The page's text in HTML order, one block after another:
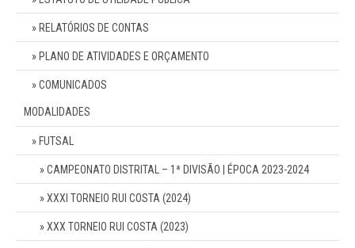
RELATÓRIOS DE CONTAS
PLANO DE ATIVIDADES E ORÇAMENTO
COMUNICADOS
MODALIDADES
FUTSAL
CAMPEONATO DISTRITAL – 1ª DIVISÃO | ÉPOCA 2023-2024
XXXI TORNEIO RUI COSTA (2024)
XXX TORNEIO RUI COSTA (2023)